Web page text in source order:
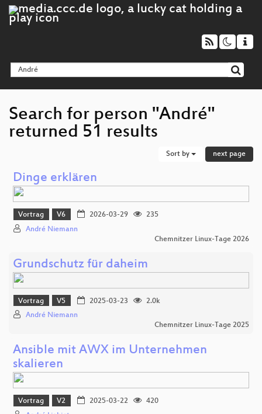
Search for person "André"
returned 51 results
Sort by next page
Dinge erklären
Vortrag V6 2026-03-29
235
André Niemann
Chemnitzer Linux-Tage 2026
Grundschutz für daheim
Vortrag V5 2025-03-23
2.0k
André Niemann
Chemnitzer Linux-Tage 2025
Ansible mit AWX im Unternehmen
skalieren
Vortrag V2 2025-03-22
420